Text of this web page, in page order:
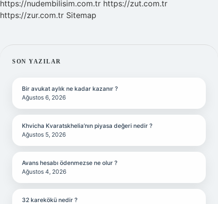
https://nudembilisim.com.tr https://zut.com.tr
https://zur.com.tr Sitemap
SIDEBAR
SON YAZILAR
Bir avukat aylık ne kadar kazanır ?
Ağustos 6, 2026
Khvicha Kvaratskhelia’nın piyasa değeri nedir ?
Ağustos 5, 2026
Avans hesabı ödenmezse ne olur ?
Ağustos 4, 2026
32 karekökü nedir ?